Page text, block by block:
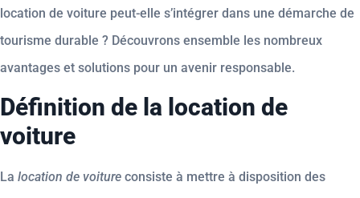
location de voiture peut-elle s’intégrer dans une démarche de
tourisme durable ? Découvrons ensemble les nombreux
avantages et solutions pour un avenir responsable.
Définition de la location de
voiture
La location de voiture consiste à mettre à disposition des